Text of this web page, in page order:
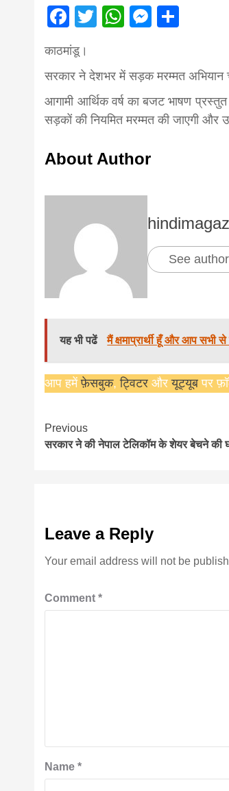
news in
from
news,
khabar
Facebook
TwitterWhatsApp
काठमांडू।
सरकार ने देशभर में सड़क मरम्मत
आगामी आर्थिक वर्ष का बजट भाषण प्रस्तुत
सड़कों की नियमित मरम्मत की जाएगी और
About Author
See
यह भी पढें मैं क्षमाप्रार्थी हूँ और आप सभी
आप हमेंफ़ेसबुक,ट्विटरऔरयूट्यूब पर
Continue
Reading
Previous
सरकार ने की नेपाल टेलिकॉम के शेयर बेचने की
Leave a Reply
Your email address will not be
Comment*
Name*
आज का पंचांग: आज